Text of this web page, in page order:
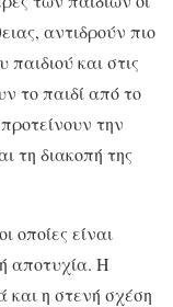
αντιδρούν πιο
παιδιού και στις
το παιδί από το
την
τη διακοπή της
οποίες είναι
αποτυχία. Η
η στενή σχέση